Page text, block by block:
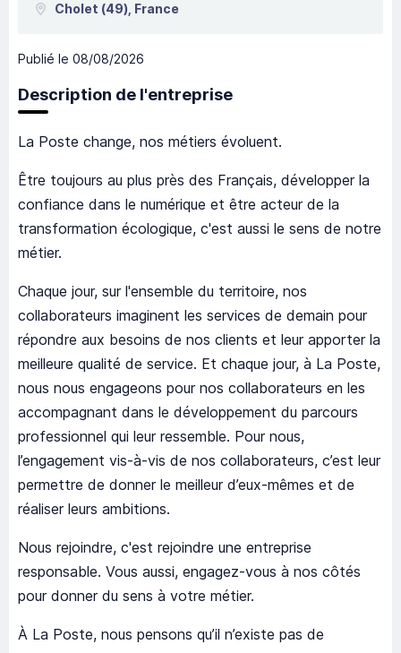
Cholet (49), France
Publié le 08/08/2026
Description de l'entreprise
La Poste change, nos métiers évoluent.
Être toujours au plus près des Français, développer la
confiance dans le numérique et être acteur de la
transformation écologique, c'est aussi le sens de notre
métier.
Chaque jour, sur l'ensemble du territoire, nos
collaborateurs imaginent les services de demain pour
répondre aux besoins de nos clients et leur apporter la
meilleure qualité de service. Et chaque jour, à La Poste,
nous nous engageons pour nos collaborateurs en les
accompagnant dans le développement du parcours
professionnel qui leur ressemble. Pour nous,
l’engagement vis-à-vis de nos collaborateurs, c’est leur
permettre de donner le meilleur d’eux-mêmes et de
réaliser leurs ambitions.
Nous rejoindre, c'est rejoindre une entreprise
responsable. Vous aussi, engagez-vous à nos côtés
pour donner du sens à votre métier.
À La Poste, nous pensons qu’il n’existe pas de